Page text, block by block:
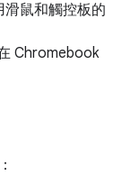
滑鼠和觸控板的
Chromebook